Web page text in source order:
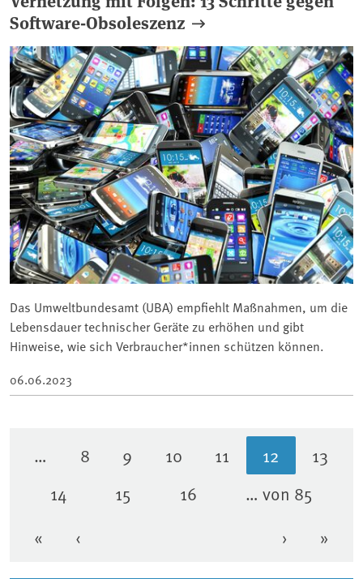
Software-Obsoleszenz
Das Umweltbundesamt (UBA) empfiehlt Maßnahmen, um die
Lebensdauer technischer Geräte zu erhöhen und gibt
Hinweise, wie sich Verbraucher*innen schützen können.
06.06.2023
Erste Seite
« Vorherige Seite
‹
… Seite
8 Seite
9 Seite
10 Seite
11 Aktuelle
12 Seite
13
Seite
14 Seite
15 Seite
16 … von 85
Nächste
› »